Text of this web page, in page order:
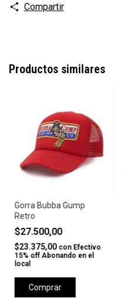
Compartir
Productos similares
Gorra Bubba Gump
Retro
$27.500,00
$23.375,00 con Efectivo
15% off Abonando en el
local
Comprar